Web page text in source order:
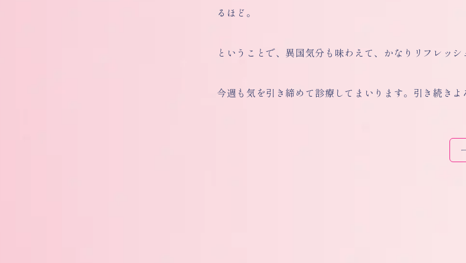
るほど。
ということで、異国気分も味わえて、かなりリフレッ
今週も気を引き締めて診療してまいります。引き続きよ